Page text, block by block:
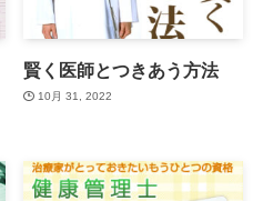
賢く医師とつきあう方法
10月 31, 2022